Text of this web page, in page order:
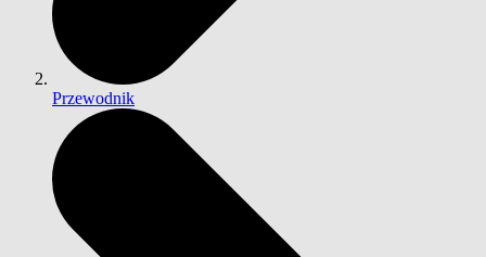
Przewodnik